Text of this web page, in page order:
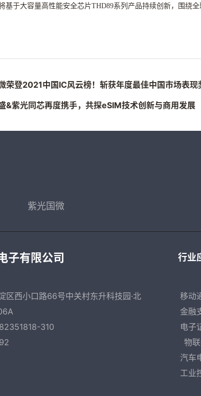
基于大容量高性能安全芯片THD89系列产品持续创新，围绕
荣登2021中国IC风云榜！斩获年度最佳中国市场表现
&紫光同芯再度携手，共探eSIM技术创新与商用发展
紫光国微
子有限公司
区西小口路66号中关村东升科技园·北
310
行业
移动
金融
电子
物
汽车
工业